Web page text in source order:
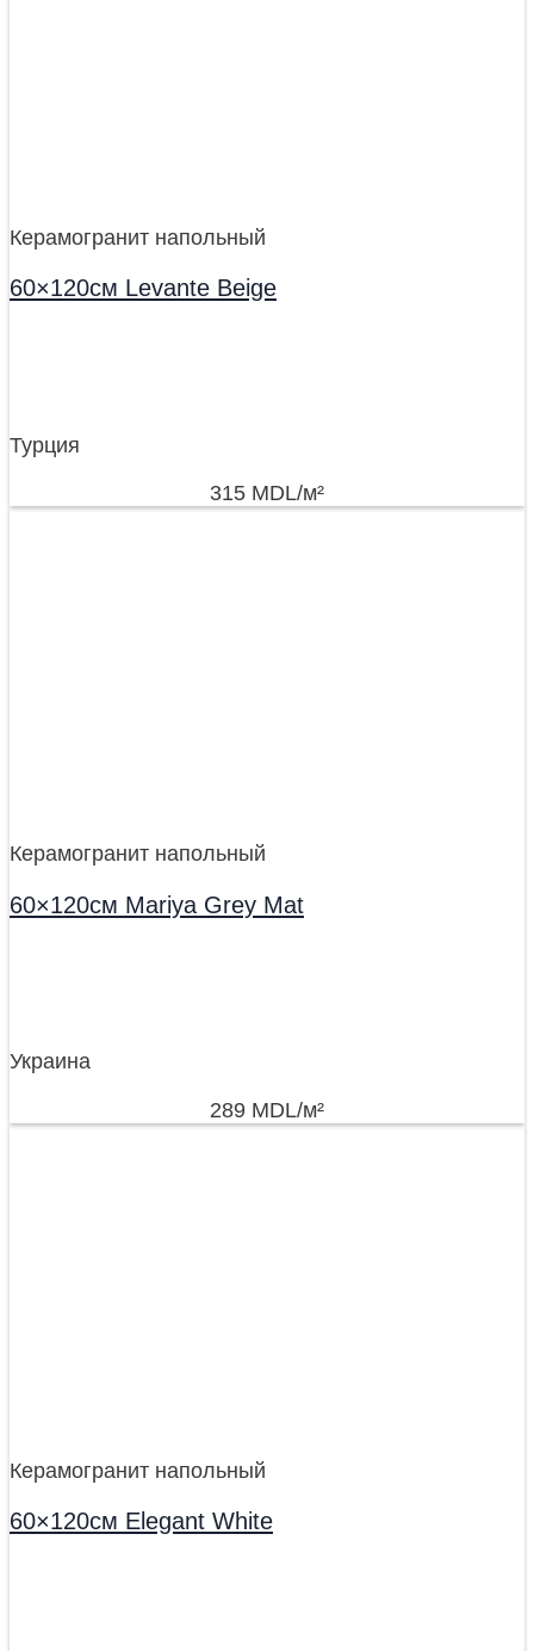
Керамогранит напольный
60×120см Levante Beige
Турция
315 MDL/м²
Керамогранит напольный
60×120см Mariya Grey Mat
Украина
289 MDL/м²
Керамогранит напольный
60×120см Elegant White